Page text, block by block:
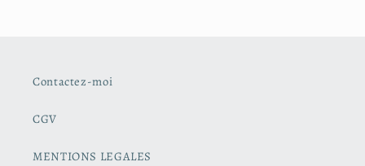
Contactez-moi
CGV
MENTIONS LEGALES